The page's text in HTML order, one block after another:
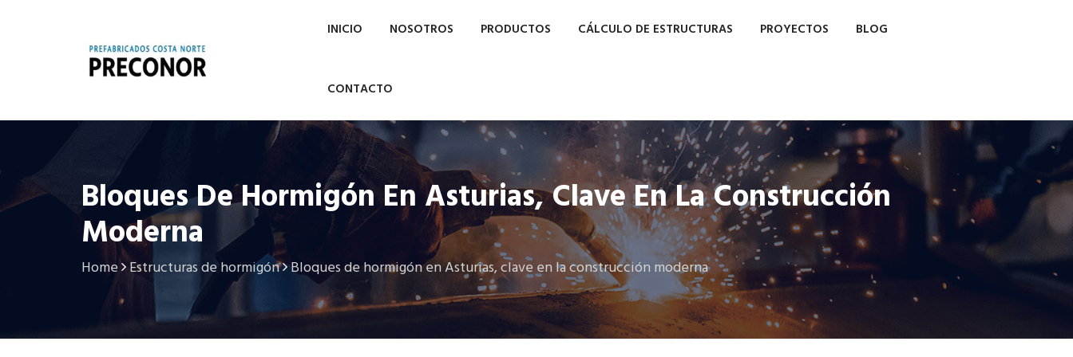
INICIO NOSOTROS PRODUCTOS CÁLCULO DE ESTRUCTURAS PROYECTOS BLOG
CONTACTO
Bloques De Hormigón En Asturias, Clave En La Construcción
Moderna
Home Estructuras de hormigón Bloques de hormigón en Asturias, clave en la construcción moderna